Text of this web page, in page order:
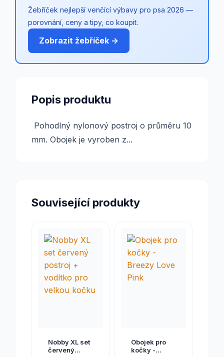
Žebříček nejlepší venčící výbavy pro psa 2026 —
porovnání, ceny a tipy, co koupit.
Zobrazit žebříček →
Popis produktu
Pohodlný nylonový postroj o průměru 10
mm. Obojek je vyroben z...
Související produkty
Nobby XL set
červený
Obojek pro
kočky -